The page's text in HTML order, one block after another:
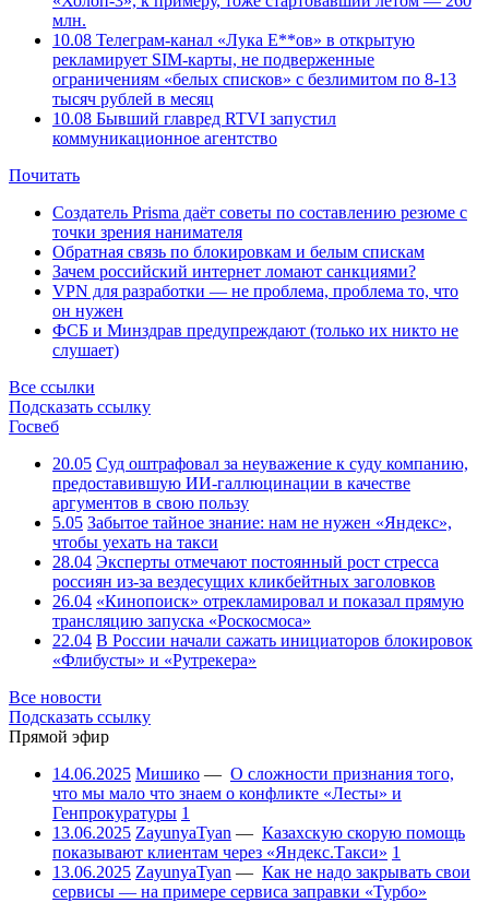
млн.
10.08 Телеграм-канал «Лука Е**ов» в открытую
рекламирует SIM-карты, не подверженные
ограничениям «белых списков» с безлимитом по 8-13
тысяч рублей в месяц
10.08 Бывший главред RTVI запустил
коммуникационное агентство
Почитать
Создатель Prisma даёт советы по составлению резюме с
точки зрения нанимателя
Обратная связь по блокировкам и белым спискам
Зачем российский интернет ломают санкциями?
VPN для разработки — не проблема, проблема то, что
он нужен
ФСБ и Минздрав предупреждают (только их никто не
слушает)
Все ссылки
Подсказать ссылку
Госвеб
20.05 Суд оштрафовал за неуважение к суду компанию,
предоставившую ИИ-галлюцинации в качестве
аргументов в свою пользу
5.05 Забытое тайное знание: нам не нужен «Яндекс»,
чтобы уехать на такси
28.04 Эксперты отмечают постоянный рост стресса
россиян из-за вездесущих кликбейтных заголовков
26.04 «Кинопоиск» отрекламировал и показал прямую
трансляцию запуска «Роскосмоса»
22.04 В России начали сажать инициаторов блокировок
«Флибусты» и «Рутрекера»
Все новости
Подсказать ссылку
Прямой эфир
14.06.2025 Мишико — О сложности признания того,
что мы мало что знаем о конфликте «Лесты» и
Генпрокуратуры 1
13.06.2025 ZayunyaTyan — Казахскую скорую помощь
показывают клиентам через «Яндекс.Такси» 1
13.06.2025 ZayunyaTyan — Как не надо закрывать свои
сервисы — на примере сервиса заправки «Турбо»